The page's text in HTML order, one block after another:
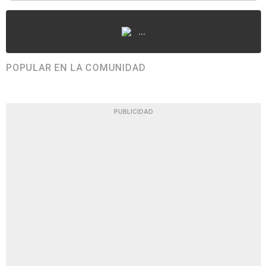
...
POPULAR EN LA COMUNIDAD
PUBLICIDAD